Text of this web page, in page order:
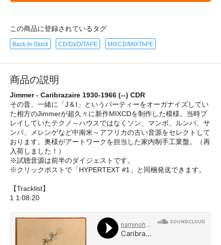
この商品に登録されているタグ
Back In Stock CD/DVD/TAPE MIXCD/MIXTAPE
商品の説明
Jimmer - Caribrazaire 1930-1966 (--) CDR
その昔、一緒に「J＆I」というパーティーをオーガナイズしてい
た相方のJimmerが超久々に新作MIXCDを制作した模様。当時プ
レイしていたテクノ～ハウスではなくソン、マンボ、ルンバ、サ
ンバ、メレンゲなど中南米～アフリカの古い音源をセレクトして
おります。奥様がアートワークを担当した家内制手工業盤。（再
入荷しました！）
※試聴音源は前半のダイジェストです。
※クリックポストで「HYPERTEXT #1」と同梱発送できます。
【Tracklist】
1 1:08:20